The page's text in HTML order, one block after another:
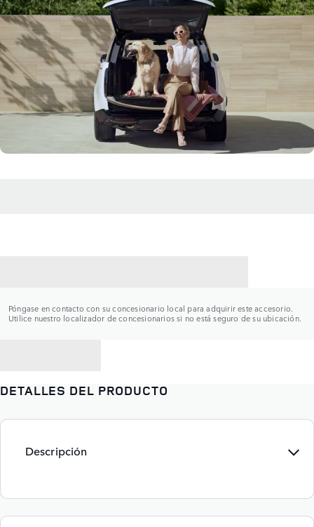
Póngase en contacto con su concesionario local para adquirir este accesorio.
Utilice nuestro localizador de concesionarios si no está seguro de su ubicación.
DETALLES DEL PRODUCTO
Descripción